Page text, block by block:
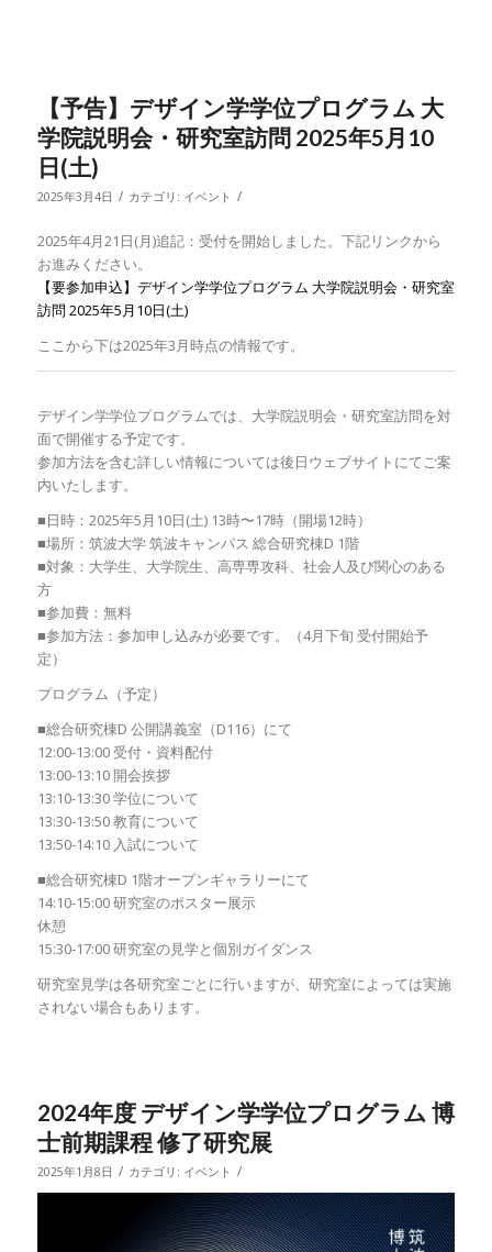
【予告】デザイン学学位プログラム 大
学院説明会・研究室訪問 2025年5月10
日(土)
2025年3月4日 / カテゴリ: イベント /
2025年4月21日(月)追記：受付を開始しました。下記リンクから
お進みください。
【要参加申込】デザイン学学位プログラム 大学院説明会・研究室
訪問 2025年5月10日(土)
ここから下は2025年3月時点の情報です。
デザイン学学位プログラムでは、大学院説明会・研究室訪問を対
面で開催する予定です。
参加方法を含む詳しい情報については後日ウェブサイトにてご案
内いたします。
■日時：2025年5月10日(土) 13時〜17時（開場12時）
■場所：筑波大学 筑波キャンパス 総合研究棟D 1階
■対象：大学生、大学院生、高専専攻科、社会人及び関心のある
方
■参加費：無料
■参加方法：参加申し込みが必要です。（4月下旬 受付開始予
定）
プログラム（予定）
■総合研究棟D 公開講義室（D116）にて
12:00-13:00 受付・資料配付
13:00-13:10 開会挨拶
13:10-13:30 学位について
13:30-13:50 教育について
13:50-14:10 入試について
■総合研究棟D 1階オープンギャラリーにて
14:10-15:00 研究室のポスター展示
休憩
15:30-17:00 研究室の見学と個別ガイダンス
研究室見学は各研究室ごとに行いますが、研究室によっては実施
されない場合もあります。
2024年度 デザイン学学位プログラム 博
士前期課程 修了研究展
2025年1月8日 / カテゴリ: イベント /